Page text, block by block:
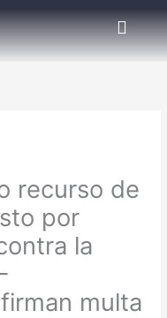
recurso de
por
la
multa